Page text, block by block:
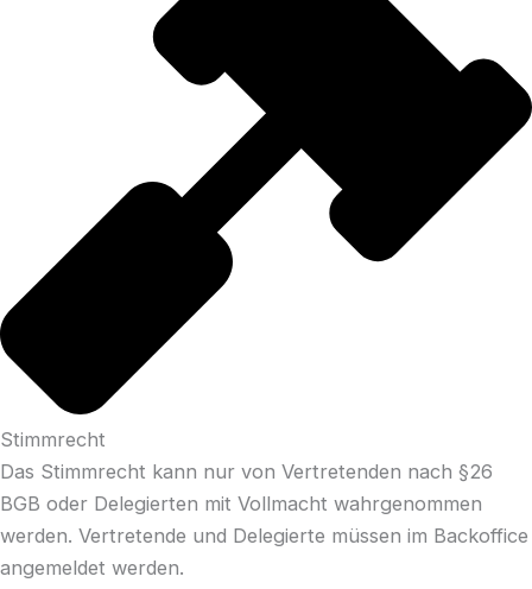
Stimmrecht
Das Stimmrecht kann nur von Vertretenden nach §26
BGB oder Delegierten mit Vollmacht wahrgenommen
werden. Vertretende und Delegierte müssen im Backoffice
angemeldet werden.